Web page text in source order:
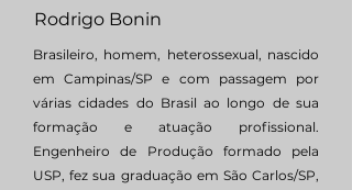
Rodrigo Bonin
Brasileiro, homem, heterossexual, nascido
em Campinas/SP e com passagem por
várias cidades do Brasil ao longo de sua
formação e atuação profissional.
Engenheiro de Produção formado pela
USP, fez sua graduação em São Carlos/SP,